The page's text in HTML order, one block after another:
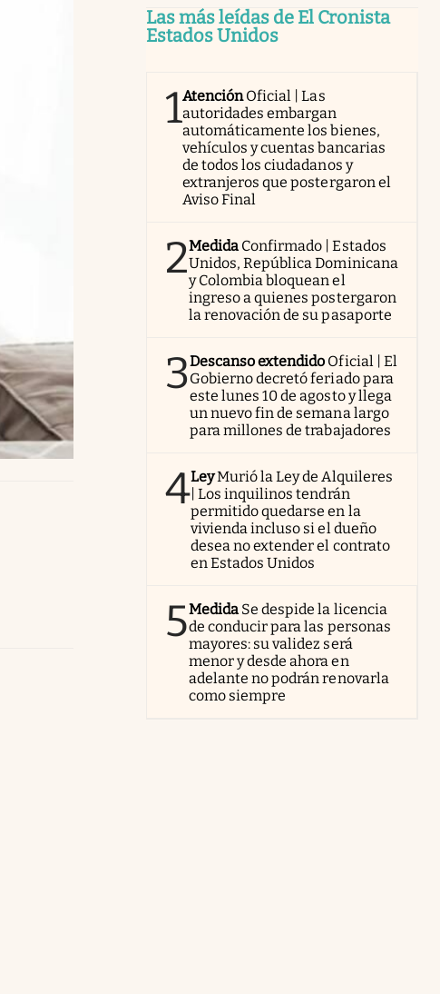
Las más leídas de El Cronista
Estados Unidos
1AtenciónOficial | Las
autoridades embargan
automáticamente los bienes,
vehículos y cuentas bancarias
de todos los ciudadanos y
extranjeros que postergaron el
Aviso Final
2Medida Confirmado | Estados
Unidos, República Dominicana
y Colombia bloquean el
ingreso a quienes postergaron
la renovación de su pasaporte
3Descanso extendido Oficial | El
Gobierno decretó feriado para
este lunes 10 de agosto y llega
un nuevo fin de semana largo
para millones de trabajadores
4LeyMurió la Ley de Alquileres
| Los inquilinos tendrán
permitido quedarse en la
vivienda incluso si el dueño
desea no extender el contrato
en Estados Unidos
5Medida Se despide la licencia
de conducir para las personas
mayores: su validez será
menor y desde ahora en
adelante no podrán renovarla
como siempre